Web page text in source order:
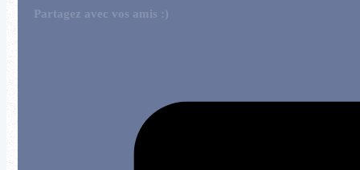
Partagez avec vos amis :)